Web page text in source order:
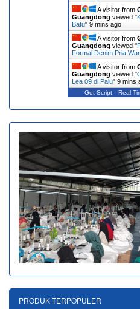
A visitor from
Guangdong viewed "
Batu" 9 mins ago
A visitor from
Guangdong viewed "
Formal Denim Pria
A visitor from
Guangdong viewed "
Lea 09 di Palu" 9 mins
Get Script Real
PRODUK TERPOPULER